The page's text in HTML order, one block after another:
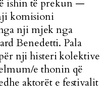
ishin të prekun —
komisioni
nji mjek nga
Benedetti. Pala
nji histeri kolektive
e thonin që
aktorët e festivalit